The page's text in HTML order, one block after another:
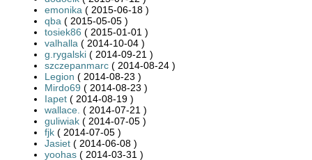
emonika ( 2015-06-18 )
qba ( 2015-05-05 )
tosiek86 ( 2015-01-01 )
valhalla ( 2014-10-04 )
g.rygalski ( 2014-09-21 )
szczepanmarc ( 2014-08-24 )
Legion ( 2014-08-23 )
Mirdo69 ( 2014-08-23 )
Iapet ( 2014-08-19 )
wallace. ( 2014-07-21 )
guliwiak ( 2014-07-05 )
fjk ( 2014-07-05 )
Jasiet ( 2014-06-08 )
yoohas ( 2014-03-31 )